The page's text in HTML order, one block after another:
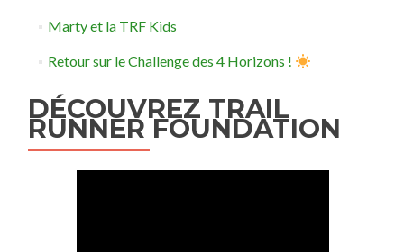
Marty et la TRF Kids
Retour sur le Challenge des 4 Horizons !
DÉCOUVREZ TRAIL
RUNNER FOUNDATION